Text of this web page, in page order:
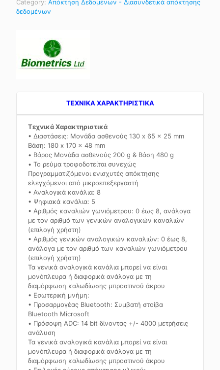
Category: Απόκτηση Δεδομένων - Διασυνδετικά απόκτησης
δεδομένων
TEXNIKA ΧΑΡΑΚΤΗΡΙΣΤΙΚΑ
Τεχνικά Χαρακτηριστικά
• Διαστάσεις: Μονάδα ασθενούς 130 x 65 x 25 mm
Βάση: 180 x 170 x 48 mm
• Βάρος Μονάδα ασθενούς 200 g & Βάση 480 g
• Το ρεύμα τροφοδοτείται συνεχώς
Προγραμματιζόμενοι ενισχυτές απόκτησης
ελεγχόμενοι από μικροεπεξεργαστή
• Αναλογικά κανάλια: 8
• Ψηφιακά κανάλια: 5
• Αριθμός καναλιών γωνιόμετρου: 0 έως 8, ανάλογα
με τον αριθμό των γενικών αναλογικών καναλιών
(επιλογή χρήστη)
• Αριθμός γενικών αναλογικών καναλιών: 0 έως 8,
ανάλογα με τον αριθμό των καναλιών γωνιόμετρου
(επιλογή χρήστη)
Τα γενικά αναλογικά κανάλια μπορεί να είναι
μονόπλευρα ή διαφορικά ανάλογα με τη
διαμόρφωση καλωδίωσης μπροστινού άκρου
• Εσωτερική μνήμη:
• Προσαρμογέας Bluetooth: Συμβατή στοίβα
Bluetooth Microsoft
• Πρόσοψη ADC: 14 bit δίνοντας +/- 4000 μετρήσεις
ανάλυση
Τα γενικά αναλογικά κανάλια μπορεί να είναι
μονόπλευρα ή διαφορικά ανάλογα με τη
διαμόρφωση καλωδίωσης μπροστινού άκρου